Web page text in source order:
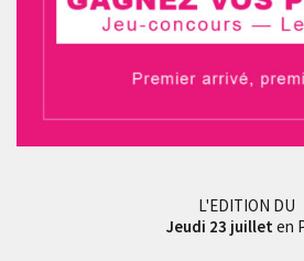
L'EDITION DU
Jeudi 23 juillet en